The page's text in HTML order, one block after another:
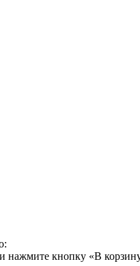
нажмите кнопку «В